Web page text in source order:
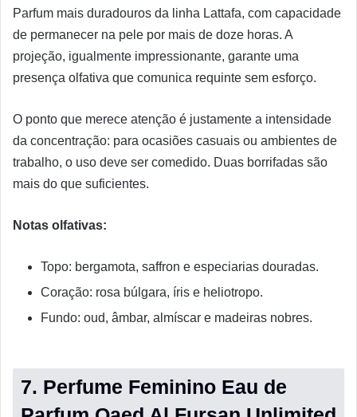
Parfum mais duradouros da linha Lattafa, com capacidade
de permanecer na pele por mais de doze horas. A
projeção, igualmente impressionante, garante uma
presença olfativa que comunica requinte sem esforço.
O ponto que merece atenção é justamente a intensidade
da concentração: para ocasiões casuais ou ambientes de
trabalho, o uso deve ser comedido. Duas borrifadas são
mais do que suficientes.
Notas olfativas:
Topo: bergamota, saffron e especiarias douradas.
Coração: rosa búlgara, íris e heliotropo.
Fundo: oud, âmbar, almíscar e madeiras nobres.
7. Perfume Feminino Eau de